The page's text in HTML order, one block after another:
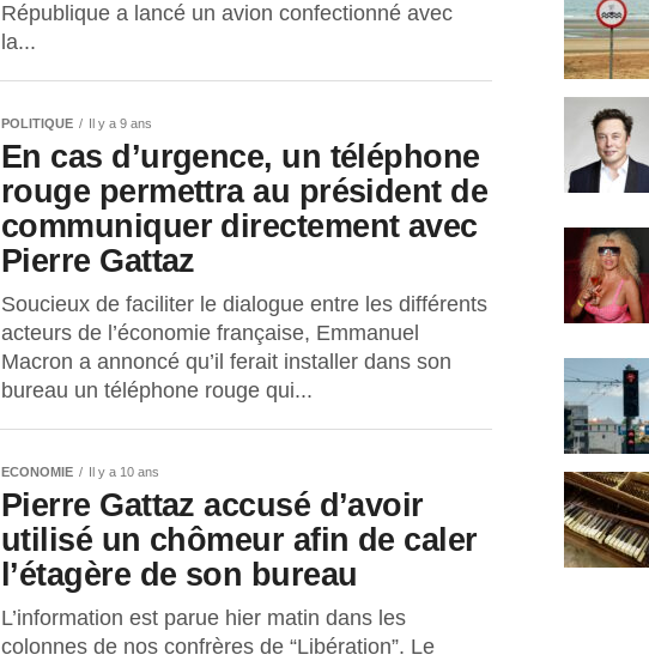
République a lancé un avion confectionné avec
la...
POLITIQUE Il y a 9 ans
En cas d’urgence, un téléphone
rouge permettra au président de
communiquer directement avec
Pierre Gattaz
Soucieux de faciliter le dialogue entre les différents
acteurs de l’économie française, Emmanuel
Macron a annoncé qu’il ferait installer dans son
bureau un téléphone rouge qui...
ECONOMIE Il y a 10 ans
Pierre Gattaz accusé d’avoir
utilisé un chômeur afin de caler
l’étagère de son bureau
L’information est parue hier matin dans les
colonnes de nos confrères de “Libération”. Le